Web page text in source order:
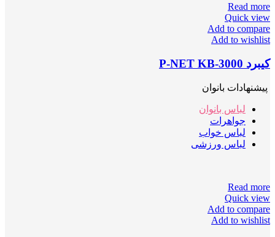
Read more
Quick view
Add to compare
Add to wishlist
کیبرد P-NET KB-3000
پیشنهادات بانوان
لباس بانوان
جواهرات
لباس خواب
لباس ورزشی
Read more
Quick view
Add to compare
Add to wishlist